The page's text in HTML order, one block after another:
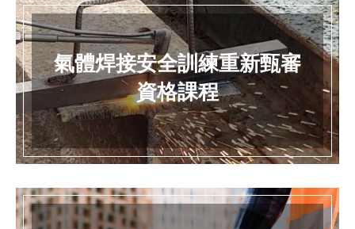
氣體焊接安全訓練重新甄審
資格課程